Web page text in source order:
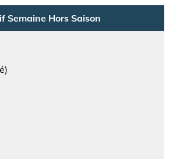
Semaine Hors Saison